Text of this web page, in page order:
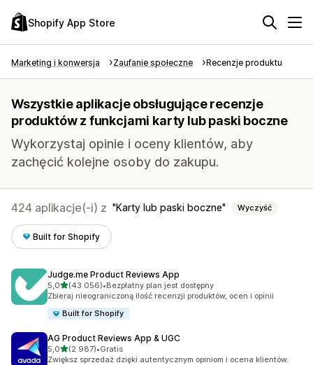
Shopify App Store
Marketing i konwersja Zaufanie społeczne Recenzje produktu
Wszystkie aplikacje obsługujące recenzje
produktów z funkcjami karty lub paski boczne
Wykorzystaj opinie i oceny klientów, aby
zachęcić kolejne osoby do zakupu.
424 aplikacje(-i) z Karty lub paski boczne Wyczyść
Built for Shopify
Judge.me Product Reviews App
5,0na 5 gwiazdek
(43 056)
Łączna liczba recenzji: 43056
•Bezpłatny plan jest dostępny
Zbieraj nieograniczoną ilość recenzji produktów, ocen i opinii
Built for Shopify
AG Product Reviews App & UGC
5,0na 5 gwiazdek
(2 987)
Łączna liczba recenzji: 2987
•Gratis
Zwiększ sprzedaż dzięki autentycznym opiniom i ocena klientów.